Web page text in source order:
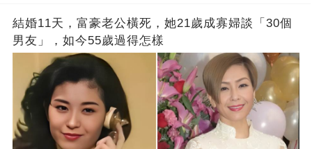
結婚11天，富豪老公橫死，她21歲成寡婦談「30個
男友」，如今55歲過得怎樣